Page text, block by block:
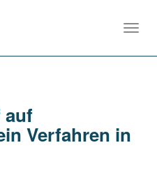
auf
Verfahren in